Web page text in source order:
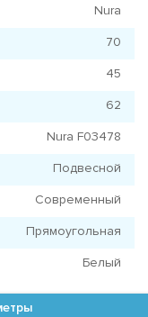
Nura
70
45
62
Nura F03478
Подвесной
Современный
Прямоугольная
Белый